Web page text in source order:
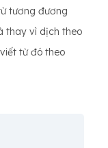
tương đương
thay vì dịch theo
từ đó theo